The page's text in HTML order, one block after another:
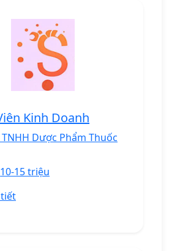
Kinh Doanh
TNHH Dược Phẩm Thuốc
10-15 triệu